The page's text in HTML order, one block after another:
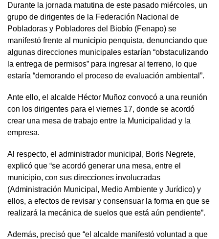
Durante la jornada matutina de este pasado miércoles, un
grupo de dirigentes de la Federación Nacional de
Pobladoras y Pobladores del Biobío (Fenapo) se
manifestó frente al municipio penquista, denunciando que
algunas direcciones municipales estarían “obstaculizando
la entrega de permisos” para ingresar al terreno, lo que
estaría “demorando el proceso de evaluación ambiental”.
Ante ello, el alcalde Héctor Muñoz convocó a una reunión
con los dirigentes para el viernes 17, donde se acordó
crear una mesa de trabajo entre la Municipalidad y la
empresa.
Al respecto, el administrador municipal, Boris Negrete,
explicó que “se acordó generar una mesa, entre el
municipio, con sus direcciones involucradas
(Administración Municipal, Medio Ambiente y Jurídico) y
ellos, a efectos de revisar y consensuar la forma en que se
realizará la mecánica de suelos que está aún pendiente”.
Además, precisó que “el alcalde manifestó voluntad a que